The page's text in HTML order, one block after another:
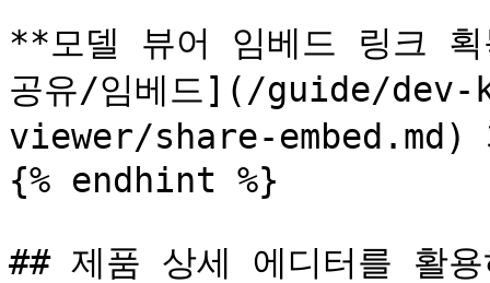
**모델 뷰어 임베드 링크 획
공유/임베드](/
viewer/share-embed.md)
{% endhint %}
## 제품 상세 에디터를 활